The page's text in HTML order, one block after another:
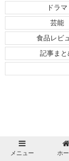
ドラマ
芸能
食品レビ
記事まと
メニュー ホ